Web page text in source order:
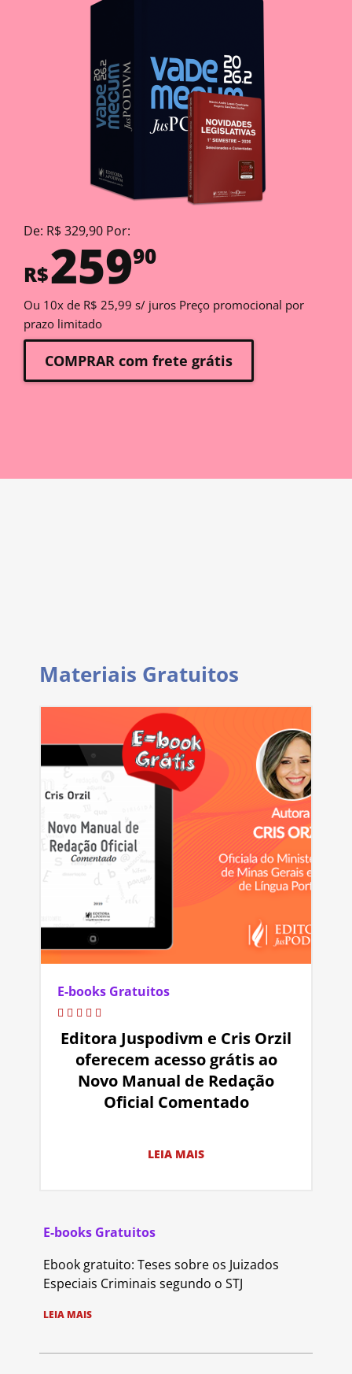
De: R$ 329,90 Por:
R$25990
Ou 10x de R$ 25,99 s/ juros Preço promocional por
prazo limitado
COMPRAR com frete grátis
Materiais Gratuitos
E-books Gratuitos
Editora Juspodivm e Cris Orzil
oferecem acesso grátis ao
Novo Manual de Redação
Oficial Comentado
LEIA MAIS
E-books Gratuitos
Ebook gratuito: Teses sobre os Juizados
Especiais Criminais segundo o STJ
LEIA MAIS